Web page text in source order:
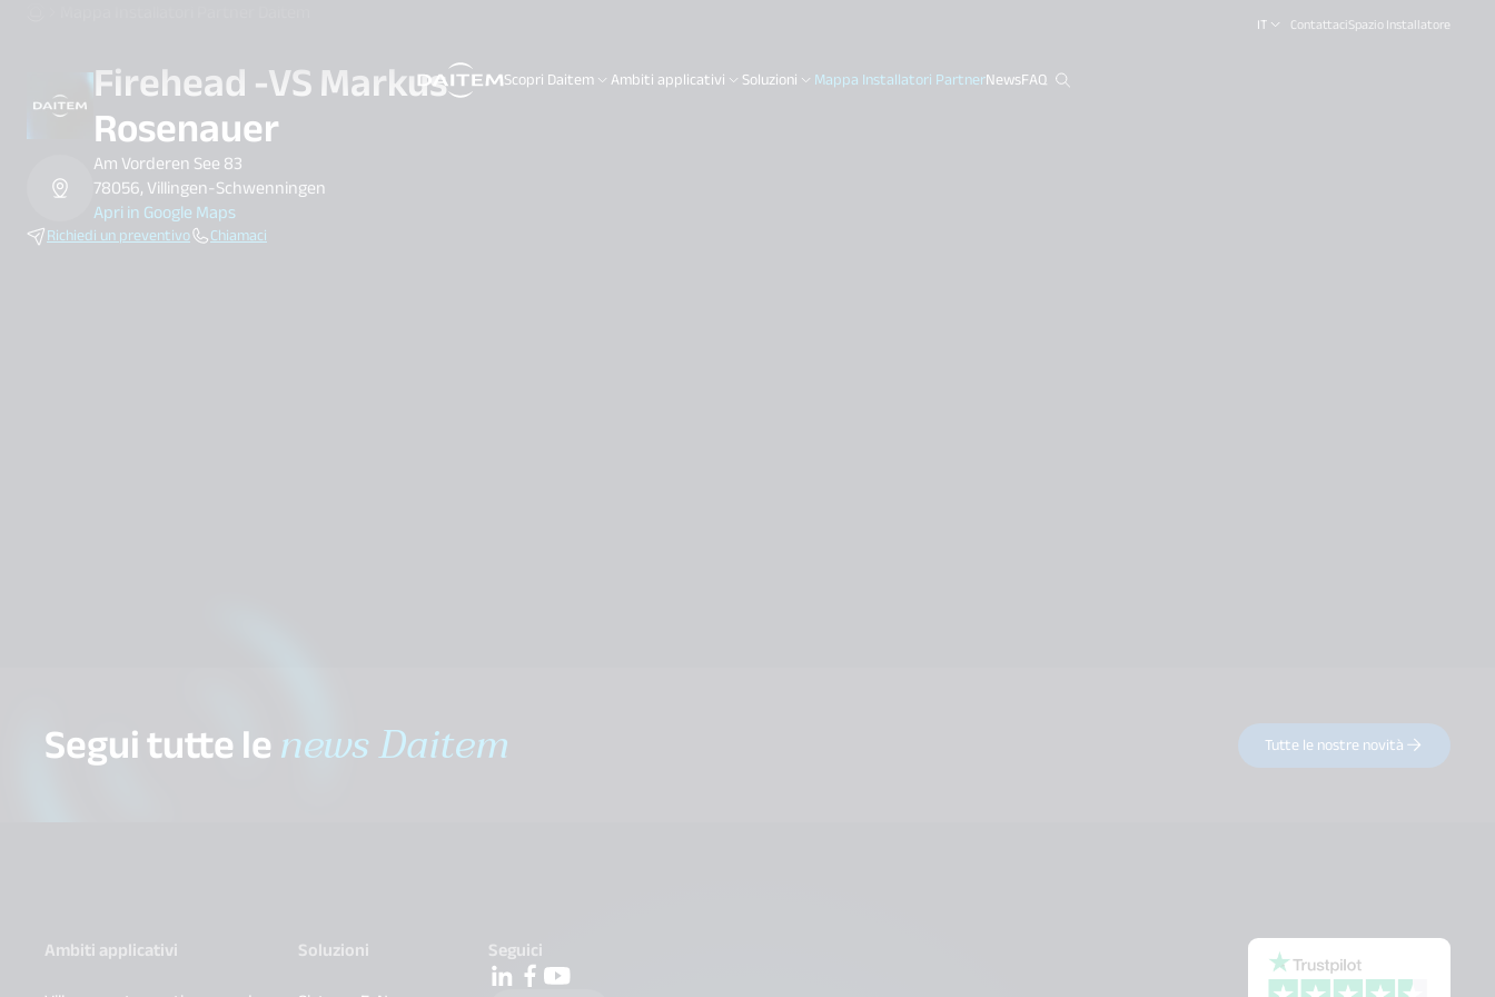
IT ContattaciSpazio Installatore
Scopri Daitem Ambiti applicativi Soluzioni Mappa Installatori PartnerNewsFAQ
search.label
Firehead -VS Markus
Rosenauer
Am Vorderen See 83
78056, Villingen-Schwenningen
Apri in Google Maps
Richiedi un preventivo Chiamaci
Segui tutte lenews Daitem Tutte le nostre novità
Ambiti applicativi
Soluzioni
Seguici